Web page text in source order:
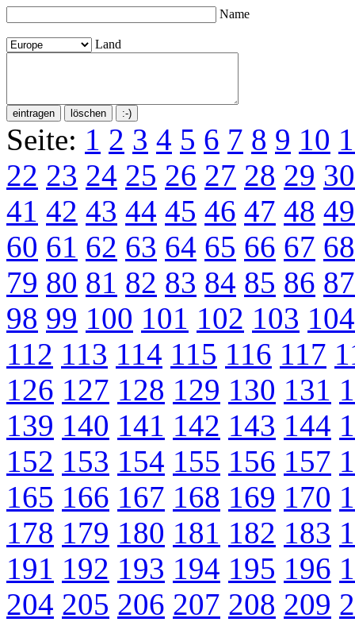
Name
Land
Seite: 1 2 3 4 5 6 7 8 9 10
22 23 24 25 26 27 28 29 30
41 42 43 44 45 46 47 48 49
60 61 62 63 64 65 66 67 68
79 80 81 82 83 84 85 86 87
98 99 100 101 102 103 104
112 113 114 115 116 117
126 127 128 129 130 131
139 140 141 142 143 144
152 153 154 155 156 157
165 166 167 168 169 170
178 179 180 181 182 183
191 192 193 194 195 196
204 205 206 207 208 209